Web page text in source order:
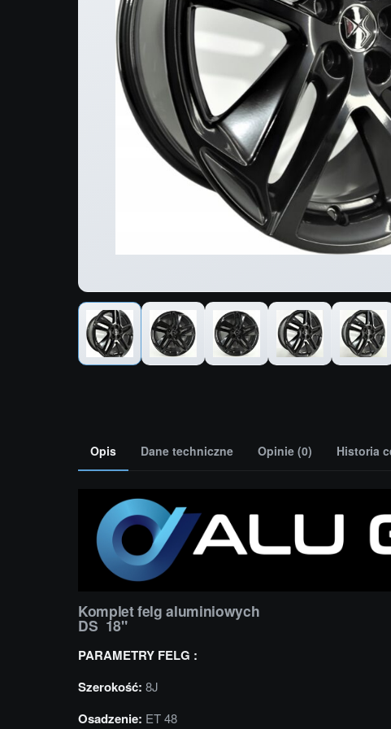
Opis Dane techniczne Opinie (0) Historia
Komplet felg aluminiowych
DS 18"
PARAMETRY FELG :
Szerokość: 8J
Osadzenie: ET 48